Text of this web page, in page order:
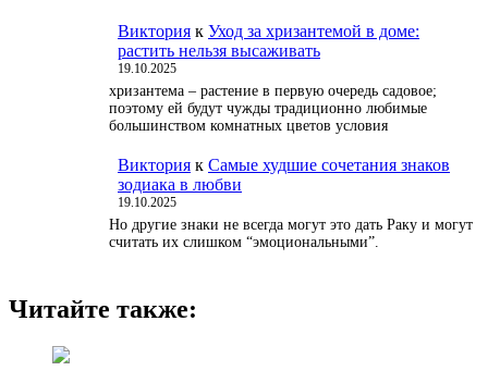
Виктория к Уход за хризантемой в доме:
растить нельзя высаживать
19.10.2025
хризантема – растение в первую очередь садовое;
поэтому ей будут чужды традиционно любимые
большинством комнатных цветов условия
Виктория к Самые худшие сочетания знаков
зодиака в любви
19.10.2025
Но другие знаки не всегда могут это дать Раку и могут
считать их слишком “эмоциональными”.
Читайте также: